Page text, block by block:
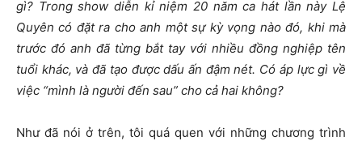
gì? Trong show diễn kỉ niệm 20 năm ca hát lần này Lệ
Quyên có đặt ra cho anh một sự kỳ vọng nào đó, khi mà
trước đó anh đã từng bắt tay với nhiều đồng nghiệp tên
tuổi khác, và đã tạo được dấu ấn đậm nét. Có áp lực gì về
việc “mình là người đến sau” cho cả hai không?
Như đã nói ở trên, tôi quá quen với những chương trình